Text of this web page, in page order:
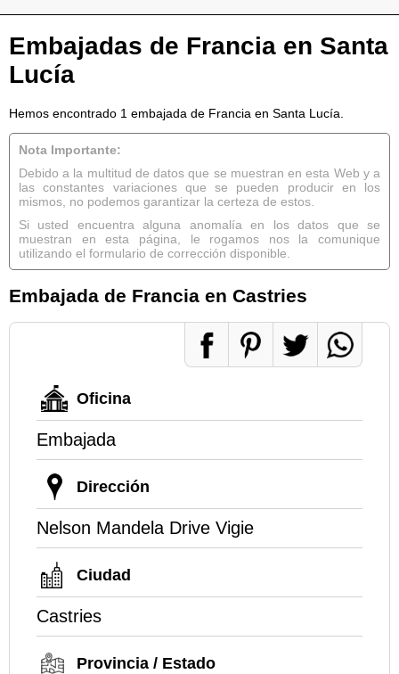
Embajadas de Francia en Santa
Lucía
Hemos encontrado 1 embajada de Francia en Santa Lucía.
Nota Importante:
Debido a la multitud de datos que se muestran en esta Web y a
las constantes variaciones que se pueden producir en los
mismos, no podemos garantizar la certeza de estos.
Si usted encuentra alguna anomalía en los datos que se
muestran en esta página, le rogamos nos la comunique
utilizando el formulario de corrección disponible.
Embajada de Francia en Castries
Oficina
Embajada
Dirección
Nelson Mandela Drive Vigie
Ciudad
Castries
Provincia / Estado